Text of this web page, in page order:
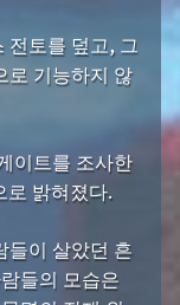
전토를 덮고, 그
로 기능하지 않
이트를 조사한
밝혀졌다.
들이 살았던 흔
들의 모습은